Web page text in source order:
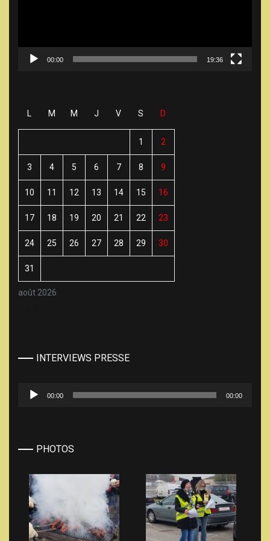
00:00 19:36
août 2026
L M M J V S D
1 2
3 4 5 6 7 8 9
10 11 12 13 14 15 16
17 18 19 20 21 22 23
24 25 26 27 28 29 30
31
INTERVIEWS PRESSE
Lecteur
audio
00:00 00:00
PHOTOS